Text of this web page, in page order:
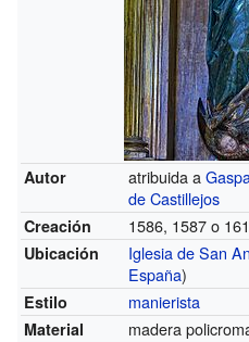
Autor atribuida a
de Castillejos
Creación 1586, 1587 o
Ubicación Iglesia de San
España)
Estilo manierista
Material madera